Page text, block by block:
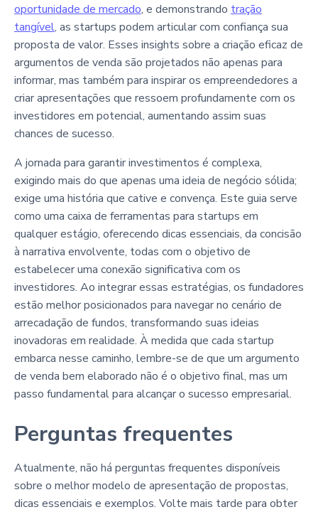
oportunidade de mercado, e demonstrando tração
tangível, as startups podem articular com confiança sua
proposta de valor. Esses insights sobre a criação eficaz de
argumentos de venda são projetados não apenas para
informar, mas também para inspirar os empreendedores a
criar apresentações que ressoem profundamente com os
investidores em potencial, aumentando assim suas
chances de sucesso.
A jornada para garantir investimentos é complexa,
exigindo mais do que apenas uma ideia de negócio sólida;
exige uma história que cative e convença. Este guia serve
como uma caixa de ferramentas para startups em
qualquer estágio, oferecendo dicas essenciais, da concisão
à narrativa envolvente, todas com o objetivo de
estabelecer uma conexão significativa com os
investidores. Ao integrar essas estratégias, os fundadores
estão melhor posicionados para navegar no cenário de
arrecadação de fundos, transformando suas ideias
inovadoras em realidade. À medida que cada startup
embarca nesse caminho, lembre-se de que um argumento
de venda bem elaborado não é o objetivo final, mas um
passo fundamental para alcançar o sucesso empresarial.
Perguntas frequentes
Atualmente, não há perguntas frequentes disponíveis
sobre o melhor modelo de apresentação de propostas,
dicas essenciais e exemplos. Volte mais tarde para obter